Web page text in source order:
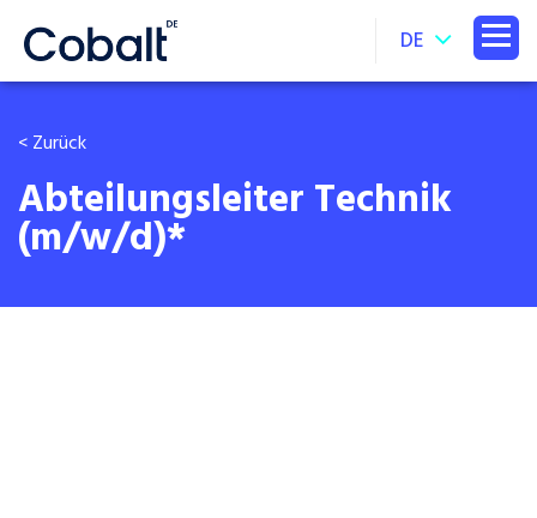
DE
< Zurück
Abteilungsleiter Technik
(m/w/d)*